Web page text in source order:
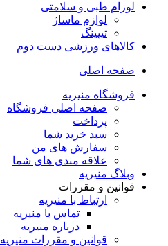
لوزام طبی و سلامتی
لوازم ماساژ
تیپینگ
کالاهای ورزشی دست دوم
صفحه اصلی
فروشگاه منیریه
صفحه اصلی فروشگاه
پرداخت
سبد خرید شما
سفارش های من
علاقه مندی های شما
وبلاگ منیریه
قوانین و مقررات
ارتباط با منیریه
تماس با منیریه
درباره منیریه
قوانین و مقررات منیریه